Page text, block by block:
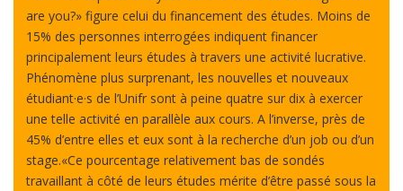
are you?» figure celui du financement des études. Moins de
15% des personnes interrogées indiquent financer
principalement leurs études à travers une activité lucrative.
Phénomène plus surprenant, les nouvelles et nouveaux
étudiant·e·s de l’Unifr sont à peine quatre sur dix à exercer
une telle activité en parallèle aux cours. A l’inverse, près de
45% d’entre elles et eux sont à la recherche d’un job ou d’un
stage.«Ce pourcentage relativement bas de sondés
travaillant à côté de leurs études mérite d’être passé sous la